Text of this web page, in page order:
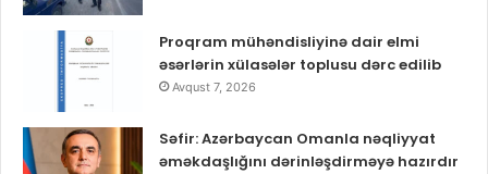
Proqram mühəndisliyinə dair elmi
əsərlərin xülasələr toplusu dərc edilib
Avqust 7, 2026
Səfir: Azərbaycan Omanla nəqliyyat
əməkdaşlığını dərinləşdirməyə hazırdır